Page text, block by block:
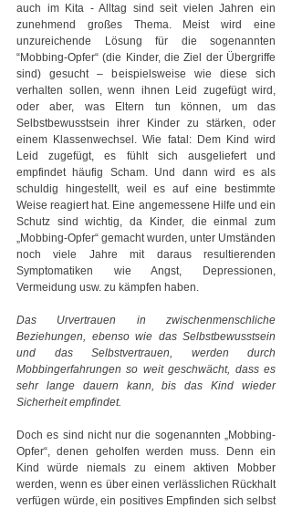
auch im Kita - Alltag sind seit vielen Jahren ein
zunehmend großes Thema. Meist wird eine
unzureichende Lösung für die sogenannten
“Mobbing-Opfer“ (die Kinder, die Ziel der Übergriffe
sind) gesucht – beispielsweise wie diese sich
verhalten sollen, wenn ihnen Leid zugefügt wird,
oder aber, was Eltern tun können, um das
Selbstbewusstsein ihrer Kinder zu stärken, oder
einem Klassenwechsel. Wie fatal: Dem Kind wird
Leid zugefügt, es fühlt sich ausgeliefert und
empfindet häufig Scham. Und dann wird es als
schuldig hingestellt, weil es auf eine bestimmte
Weise reagiert hat. Eine angemessene Hilfe und ein
Schutz sind wichtig, da Kinder, die einmal zum
„Mobbing-Opfer“ gemacht wurden, unter Umständen
noch viele Jahre mit daraus resultierenden
Symptomatiken wie Angst, Depressionen,
Vermeidung usw. zu kämpfen haben.
Das Urvertrauen in zwischenmenschliche
Beziehungen, ebenso wie das Selbstbewusstsein
und das Selbstvertrauen, werden durch
Mobbingerfahrungen so weit geschwächt, dass es
sehr lange dauern kann, bis das Kind wieder
Sicherheit empfindet.
Doch es sind nicht nur die sogenannten „Mobbing-
Opfer“, denen geholfen werden muss. Denn ein
Kind würde niemals zu einem aktiven Mobber
werden, wenn es über einen verlässlichen Rückhalt
verfügen würde, ein positives Empfinden sich selbst